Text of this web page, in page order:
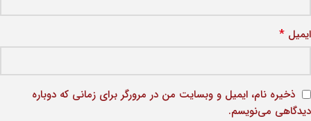
ایمیل *
ذخیره نام، ایمیل و وبسایت من در مرورگر برای زمانی که دوباره
دیدگاهی می‌نویسم.